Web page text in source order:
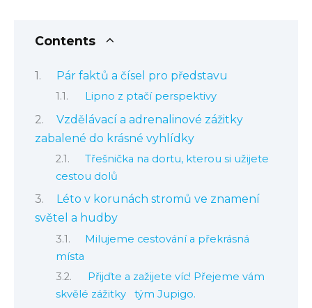
Contents
Pár faktů a čísel pro představu
Lipno z ptačí perspektivy
Vzdělávací a adrenalinové zážitky
zabalené do krásné vyhlídky
Třešnička na dortu, kterou si užijete
cestou dolů
Léto v korunách stromů ve znamení
světel a hudby
Milujeme cestování a překrásná
místa
Přijďte a zažijete víc! Přejeme vám
skvělé zážitky tým Jupigo.